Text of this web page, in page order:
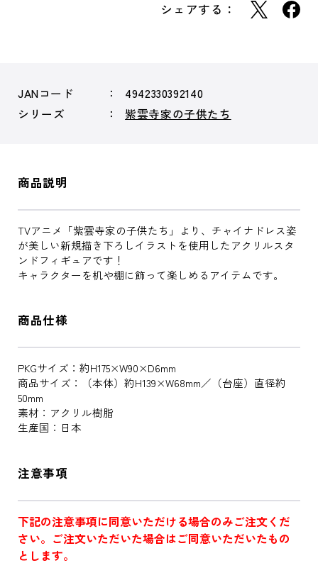
シェアする：
JANコード
4942330392140
シリーズ
紫雲寺家の子供たち
商品説明
TVアニメ「紫雲寺家の子供たち」より、チャイナドレス姿
が美しい新規描き下ろしイラストを使用したアクリルスタ
ンドフィギュアです！
キャラクターを机や棚に飾って楽しめるアイテムです。
商品仕様
PKGサイズ：約H175×W90×D6mm
商品サイズ：（本体）約H139×W68mm／（台座）直径約
50mm
素材：アクリル樹脂
生産国：日本
注意事項
下記の注意事項に同意いただける場合のみご注文くだ
さい。ご注文いただいた場合はご同意いただいたもの
とします。